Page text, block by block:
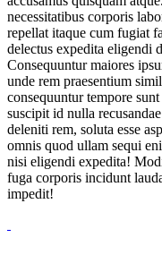
necessitatibus corporis
repellat itaque cum fugiat
delectus expedita eligendi
Consequuntur maiores
unde rem praesentium
consequuntur tempore
suscipit id nulla
deleniti rem, soluta esse
omnis quod ullam sequi
nisi eligendi expedita!
fuga corporis incidunt
impedit!